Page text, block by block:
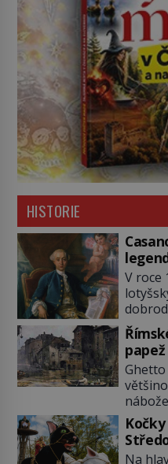
HISTORIE
se
V roce
moři
se
Nebyl
Ghetto
budí
Na